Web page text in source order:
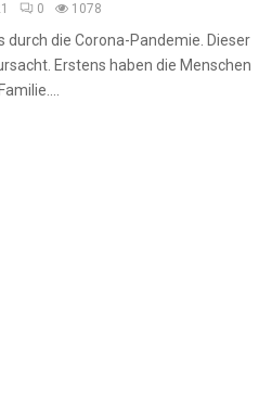
0 1078
die Corona-Pandemie. Dieser
Erstens haben die Menschen